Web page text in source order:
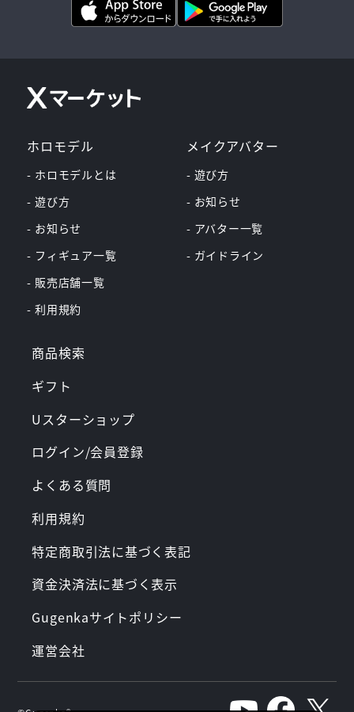
ホロモデル
- ホロモデルとは
- 遊び方
- お知らせ
- フィギュア一覧
- 販売店舗一覧
- 利用規約
メイクアバター
- 遊び方
- お知らせ
- アバター一覧
- ガイドライン
商品検索
ギフト
Uスターショップ
ログイン/会員登録
よくある質問
利用規約
特定商取引法に基づく表記
資金決済法に基づく表示
Gugenkaサイトポリシー
運営会社